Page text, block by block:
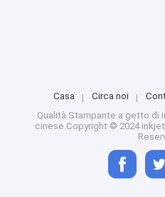
Casa Circa noi
Qualità Stampante a getto di
cinese.Copyright © 2024